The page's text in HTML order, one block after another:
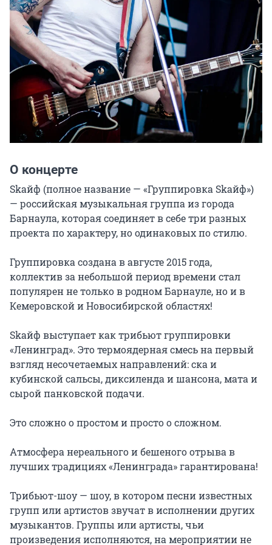
О концерте
Skaйф (полное название — «Группировка Skaйф»)
— российская музыкальная группа из города
Барнаула, которая соединяет в себе три разных
проекта по характеру, но одинаковых по стилю.
Группировка создана в августе 2015 года,
коллектив за небольшой период времени стал
популярен не только в родном Барнауле, но и в
Кемеровской и Новосибирской областях!
Skaйф выступает как трибьют группировки
«Ленинград». Это термоядерная смесь на первый
взгляд несочетаемых направлений: ска и
кубинской сальсы, диксиленда и шансона, мата и
сырой панковской подачи.
Это сложно о простом и просто о сложном.
Атмосфера нереального и бешеного отрыва в
лучших традициях «Ленинграда» гарантирована!
Трибьют-шоу — шоу, в котором песни известных
групп или артистов звучат в исполнении других
музыкантов. Группы или артисты, чьи
произведения исполняются, на мероприятии не